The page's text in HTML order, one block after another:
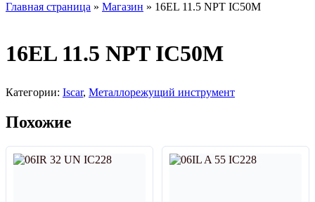
Главная страница » Магазин » 16EL 11.5 NPT IC50M
16EL 11.5 NPT IC50M
Категории: Iscar, Металлорежущий инструмент
Похожие